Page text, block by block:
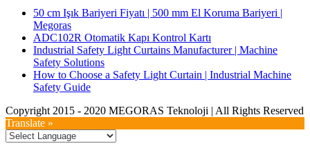
50 cm Işık Bariyeri Fiyatı | 500 mm El Koruma Bariyeri |
Megoras
ADC102R Otomatik Kapı Kontrol Kartı
Industrial Safety Light Curtains Manufacturer | Machine
Safety Solutions
How to Choose a Safety Light Curtain | Industrial Machine
Safety Guide
Copyright 2015 - 2020 MEGORAS Teknoloji | All Rights Reserved
YouTube
Twitter
LinkedIn
Facebook
Toggle
Sliding
Translate »